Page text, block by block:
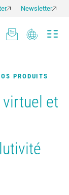
Newsletter
PRODUITS
et